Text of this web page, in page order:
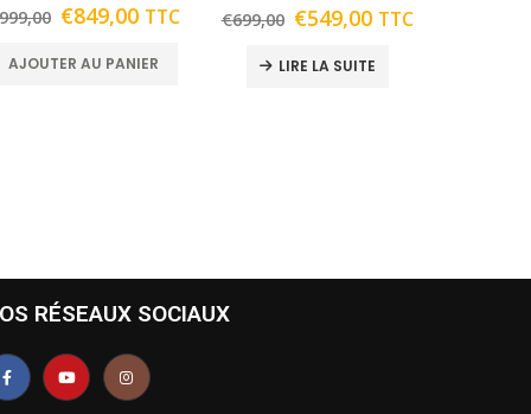
€849,00 TTC
AJOUTER AU PANIER
€699,00 €549,00 TTC
LIRE LA SUITE
RÉSEAUX SOCIAUX